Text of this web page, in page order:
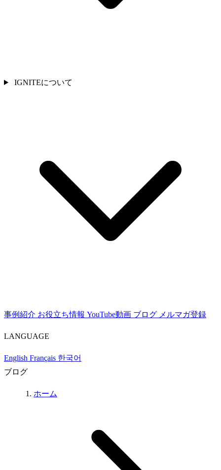
IGNITEについて
事例紹介 お役立ち情報 YouTube動画 ブログ メルマガ登録
LANGUAGE
English Français 한국어
ブログ
ホーム